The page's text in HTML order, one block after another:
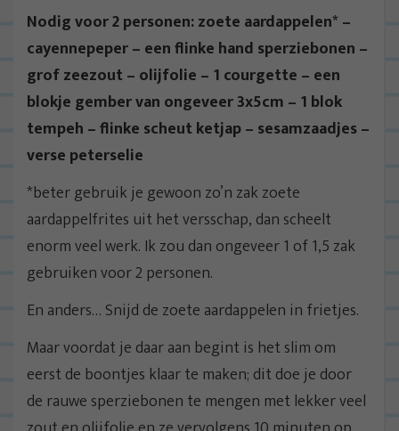
Nodig voor 2 personen: zoete aardappelen* –
cayennepeper – een flinke hand sperziebonen –
grof zeezout – olijfolie – 1 courgette – een
blokje gember van ongeveer 3x5cm – 1 blok
tempeh – flinke scheut ketjap – sesamzaadjes –
verse peterselie
*beter gebruik je gewoon zo’n zak zoete
aardappelfrites uit het versschap, dan scheelt
enorm veel werk. Ik zou dan ongeveer 1 of 1,5 zak
gebruiken voor 2 personen.
En anders… Snijd de zoete aardappelen in frietjes.
Maar voordat je daar aan begint is het slim om
eerst de boontjes klaar te maken; dit doe je door
de rauwe sperziebonen te mengen met lekker veel